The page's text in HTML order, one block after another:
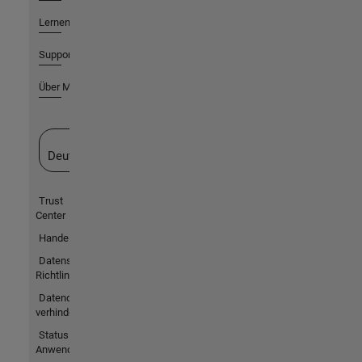
Lernen
Support
Über MathWorks
Deutschland
Trust
Center
Handelsmarken
Datenschutz-
Richtlinien
Datendiebstahl
verhindern
Status von
Anwendungen